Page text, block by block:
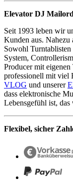
Elevator DJ
Seit 1993 leben wir
Kunden aus. Nahezu
Sowohl
System,
Producer mit
professionell mit viel
VLOG und unserer
dass elektronische
Lebensgefühl ist,
Flexibel, sicher